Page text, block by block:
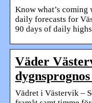
Know what’s coming
daily forecasts for
90 days of daily
Väder
Vädret i Västervik –